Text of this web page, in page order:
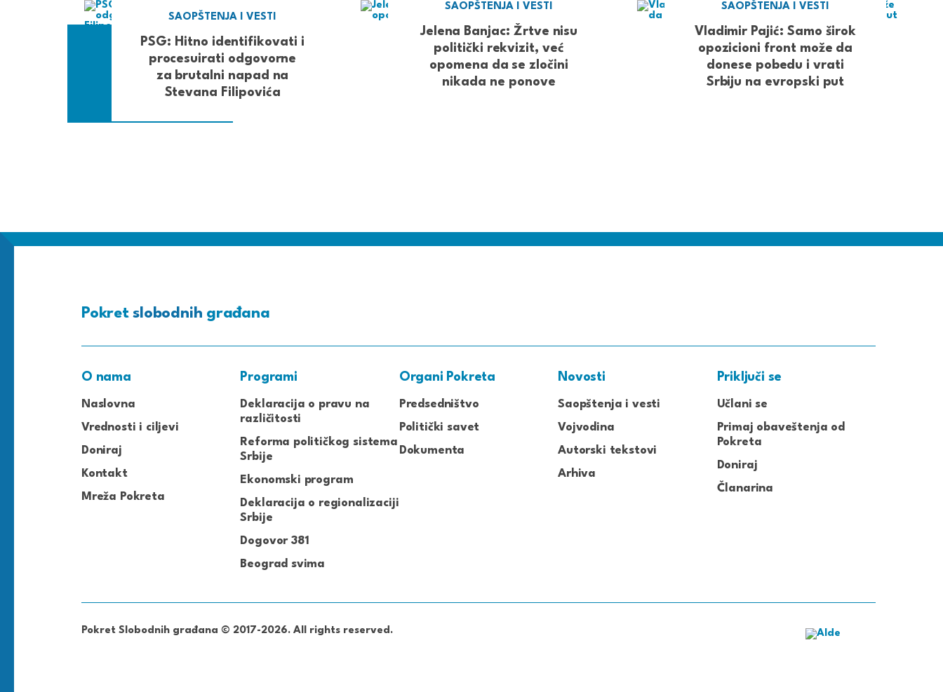
SAOPŠTENJA I VESTI
PSG: Hitno identifikovati i
procesuirati odgovorne
za brutalni napad na
Stevana Filipovića
SAOPŠTENJA I VESTI
Jelena Banjac: Žrtve nisu
politički rekvizit, već
opomena da se zločini
nikada ne ponove
SAOPŠTENJA I VESTI
Vladimir Pajić: Samo širok
opozicioni front može da
donese pobedu i vrati
Srbiju na evropski put
Pokretslobodnih građana
O nama
Naslovna
Vrednosti i ciljevi
Doniraj
Kontakt
Mreža Pokreta
Programi
Deklaracija o pravu na
različitosti
Reforma političkog sistema
Srbije
Ekonomski program
Deklaracija o regionalizaciji
Srbije
Dogovor 381
Beograd svima
Organi Pokreta
Predsedništvo
Politički savet
Dokumenta
Novosti
Saopštenja i vesti
Vojvodina
Autorski tekstovi
Arhiva
Priključi se
Učlani se
Primaj obaveštenja od
Pokreta
Doniraj
Članarina
Pokret Slobodnih građana © 2017-2026. All rights reserved.